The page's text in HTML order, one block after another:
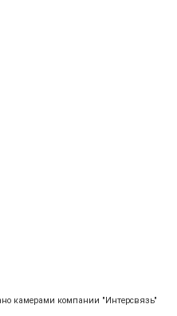
камерами компании "Интерсвязь"